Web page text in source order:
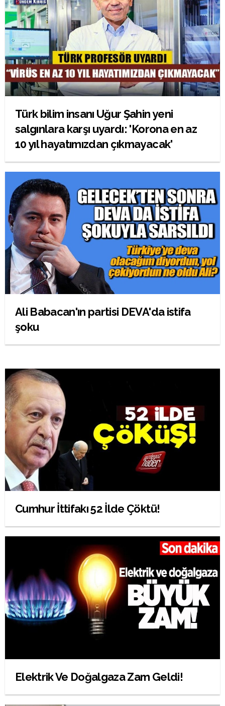
Türk bilim insanı Uğur Şahin yeni
salgınlara karşı uyardı: 'Korona en az
10 yıl hayatımızdan çıkmayacak'
Ali Babacan'ın partisi DEVA'da istifa
şoku
Cumhur İttifakı 52 İlde Çöktü!
Elektrik Ve Doğalgaza Zam Geldi!